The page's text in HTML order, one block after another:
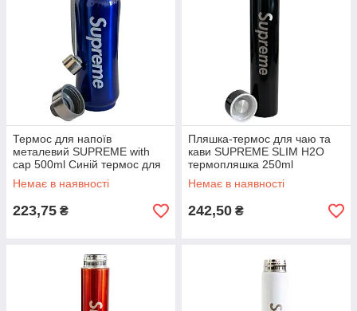
Термос для напоїв
металевий SUPREME with
cap 500ml Синій термос для
чаю, термокружка |
термобутилка
Немає в наявності
223,75 ₴
Пляшка-термос для чаю та
кави SUPREME SLIM H2O
термопляшка 250ml
спортивний термос |
термобутылка
Немає в наявності
242,50 ₴